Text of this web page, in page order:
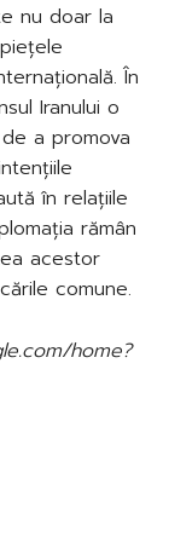
nu doar la
În
Iranului o
a promova
în relațiile
rămân
acestor
comune.
home?